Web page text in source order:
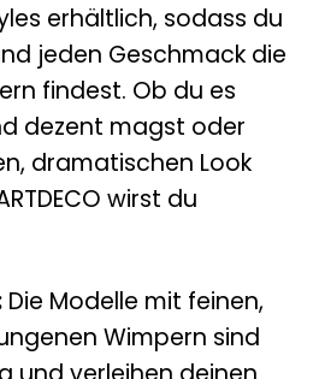
erhältlich, sodass du
jeden Geschmack die
findest. Ob du es
dezent magst oder
dramatischen Look
wirst du
Die Modelle mit feinen,
Wimpern sind